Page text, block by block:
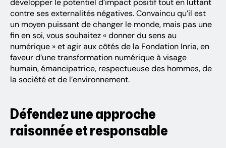
développer le potentiel d’impact positif tout en luttant
contre ses externalités négatives. Convaincu qu’il est
un moyen puissant de changer le monde, mais pas une
fin en soi, vous souhaitez « donner du sens au
numérique » et agir aux côtés de la Fondation Inria, en
faveur d’une transformation numérique à visage
humain, émancipatrice, respectueuse des hommes, de
la société et de l’environnement.
Défendez une approche
raisonnée et responsable